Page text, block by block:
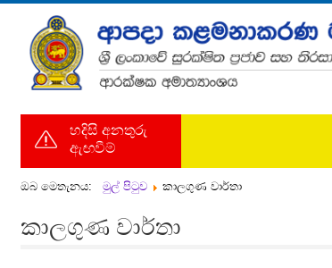
හදිසි අනතුරු
ඇඟවීම්
ඔබ මෙතැනය: මුල් පිටුව කාලගුණ වාර්තා
කාලගුණ වාර්තා